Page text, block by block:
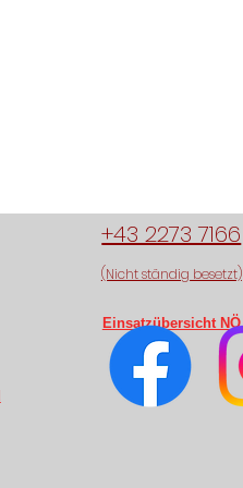
Einsatzübersicht NÖ
+43 2273 7166
(Nicht ständig besetzt)